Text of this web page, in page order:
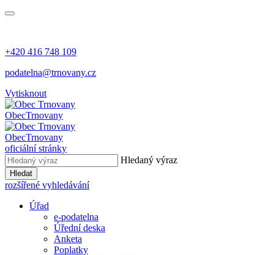
+420 416 748 109
podatelna@trnovany.cz
Vytisknout
ObecTrnovany
ObecTrnovany
oficiální stránky
Hledaný výraz
Hledat
rozšířené vyhledávání
Úřad
e-podatelna
Úřední deska
Anketa
Poplatky